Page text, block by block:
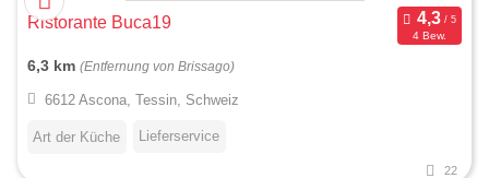
Ristorante Buca19
4 Bew.
6,3 km (Entfernung von Brissago)
6612 Ascona, Tessin, Schweiz
Art der Küche Lieferservice
22